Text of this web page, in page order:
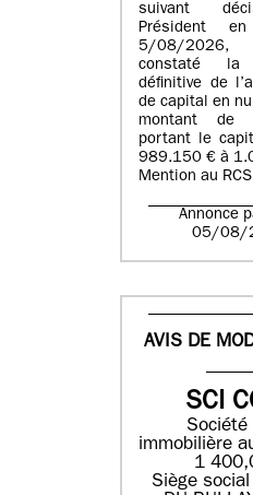
suivant
Président
5/08/
constaté la
définitive de
de capital en
montant de
portant le
989.150 € à
Mention au RCS
Annonce
05/08/
AVIS DE
SCI
Société
immobilière
1
Siège